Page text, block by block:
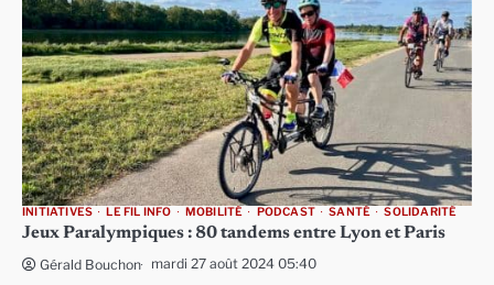
INITIATIVES LE FIL INFO MOBILITÉ PODCAST SANTÉ SOLIDARITÉ
Jeux Paralympiques : 80 tandems entre Lyon et Paris
Gérald Bouchon mardi 27 août 2024 05:40